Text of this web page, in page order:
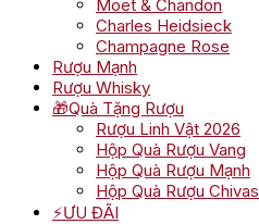
Moet & Chandon
Charles Heidsieck
Champagne Rose
Rượu Mạnh
Rượu Whisky
🎁Quà Tặng Rượu
Rượu Linh Vật 2026
Hộp Quà Rượu Vang
Hộp Quà Rượu Mạnh
Hộp Quà Rượu Chivas
⚡ƯU ĐÃI